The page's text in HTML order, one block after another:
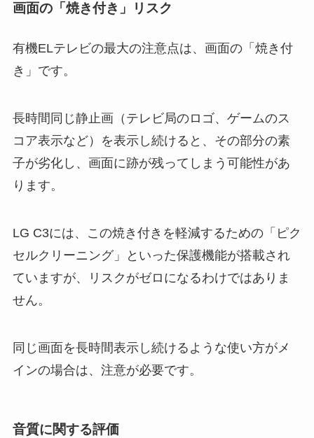
画面の「焼き付き」リスク
有機ELテレビの最大の注意点は、画面の「焼き付
き」です。
長時間同じ静止画（テレビ局のロゴ、ゲームのス
コア表示など）を表示し続けると、その部分の素
子が劣化し、画面に跡が残ってしまう可能性があ
ります。
LG C3には、この焼き付きを軽減するための「ピク
セルクリーニング」といった保護機能が搭載され
ていますが、リスクがゼロになるわけではありま
せん。
同じ画面を長時間表示し続けるような使い方がメ
インの場合は、注意が必要です。
音質に関する評価